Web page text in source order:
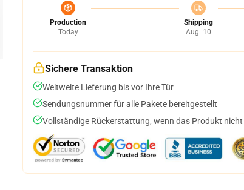
Production
Today
Shipping
Aug. 10
Sichere Transaktion
Weltweite Lieferung bis vor Ihre Tür
Sendungsnummer für alle Pakete bereitgestellt
Vollständige Rückerstattung, wenn das Produkt